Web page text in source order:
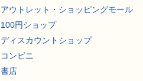
アウトレット・ショッピングモール
100円ショップ
ディスカウントショップ
コンビニ
書店